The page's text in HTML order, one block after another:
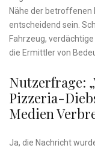
Nähe der betroffenen
entscheidend sein.
Fahrzeug,
die Ermittler von
Nutzerfrage:
Pizzeria-
Medien
Ja, die Nachricht